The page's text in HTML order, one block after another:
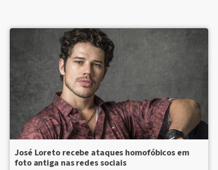
José Loreto recebe ataques homofóbicos em
foto antiga nas redes sociais